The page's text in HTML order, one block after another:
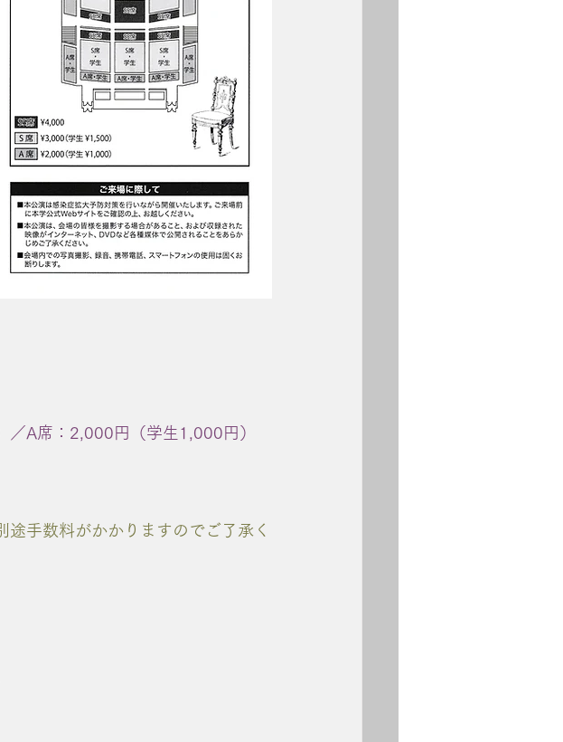
A席：2,000円（学生1,000円）
手数料がかかりますのでご了承く